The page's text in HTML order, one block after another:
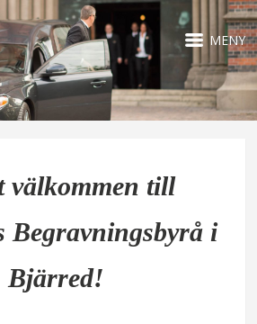
MENY
välkommen till
Begravningsbyrå i
Bjärred!